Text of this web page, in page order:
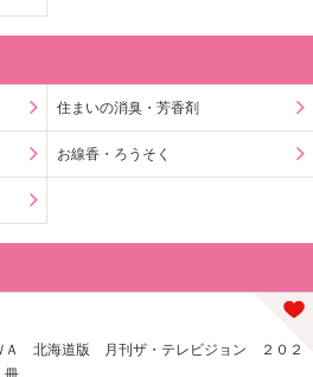
住まいの消臭・芳香剤
お線香・ろうそく
Ａ 北海道版 月刊ザ・テレビジョン ２０２